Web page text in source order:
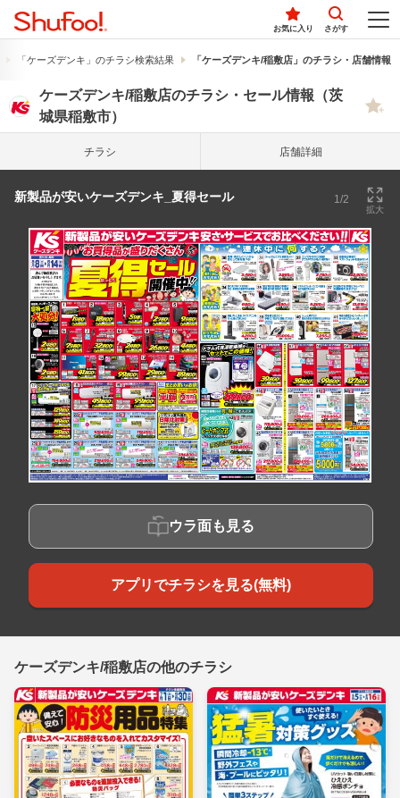
お気に入り さがす
「ケーズデンキ」のチラシ検索結果 「ケーズデンキ/稲敷店」のチラシ・店舗情報
ケーズデンキ/稲敷店のチラシ・セール情報（茨
城県稲敷市）
チラシ 店舗詳細
新製品が安いケーズデンキ_夏得セール 1/2
拡大
ウラ面も見る
アプリでチラシを見る(無料)
ケーズデンキ/稲敷店の他のチラシ